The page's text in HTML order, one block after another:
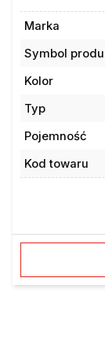
Marka
Symbol
Kolor
Typ
Pojemność
Kod towaru